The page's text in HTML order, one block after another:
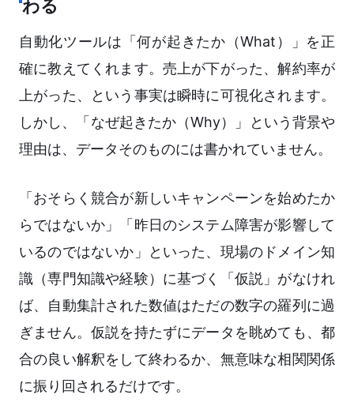
わる
自動化ツールは「何が起きたか（What）」を正
確に教えてくれます。売上が下がった、解約率が
上がった、という事実は瞬時に可視化されます。
しかし、「なぜ起きたか（Why）」という背景や
理由は、データそのものには書かれていません。
「おそらく競合が新しいキャンペーンを始めたか
らではないか」「昨日のシステム障害が影響して
いるのではないか」といった、現場のドメイン知
識（専門知識や経験）に基づく「仮説」がなけれ
ば、自動集計された数値はただの数字の羅列に過
ぎません。仮説を持たずにデータを眺めても、都
合の良い解釈をして終わるか、無意味な相関関係
に振り回されるだけです。